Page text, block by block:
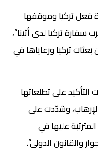
فعل تركيا وموقفها
سفارة تركيا لدى أثينا”،
تركيا ورعاياها في
على تطلعاتها
وشدّدت على
عليها في
والقانون الدولي”.